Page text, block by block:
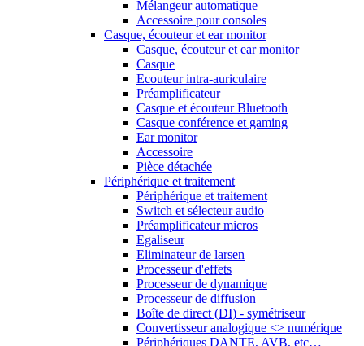
Mélangeur automatique
Accessoire pour consoles
Casque, écouteur et ear monitor
Casque, écouteur et ear monitor
Casque
Ecouteur intra-auriculaire
Préamplificateur
Casque et écouteur Bluetooth
Casque conférence et gaming
Ear monitor
Accessoire
Pièce détachée
Périphérique et traitement
Périphérique et traitement
Switch et sélecteur audio
Préamplificateur micros
Egaliseur
Eliminateur de larsen
Processeur d'effets
Processeur de dynamique
Processeur de diffusion
Boîte de direct (DI) - symétriseur
Convertisseur analogique <> numérique
Périphériques DANTE, AVB, etc…